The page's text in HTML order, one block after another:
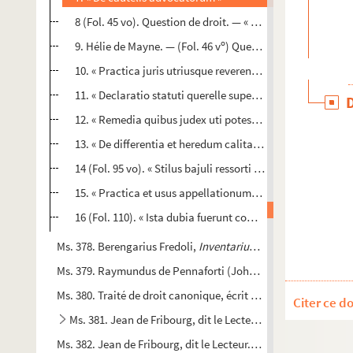
8 (Fol. 45 vo). Question de droit. — « Utrum pretextu
9. Hélie de Mayne. — (Fol. 46 vo) Question
10. « Practica juris utriusque reverendissimi domini
11. « Declaratio statuti querelle super novis dyssaysinis »
12. « Remedia quibus judex uti potest, collecta per
13. « De differentia et heredum calitate »
14 (Fol. 95 vo). « Stilus bajuli ressorti de Caturco. »
15. « Practica et usus appellationum, que in curiis
16 (Fol. 110). « Ista dubia fuerunt composita per d.
Ms. 378. Berengarius Fredoli, Inventarium juris canonici
Ms. 379. Raymundus de Pennaforti (Johannes de Friburgio ?),
Ms. 380. Traité de droit canonique, écrit par un Frère mineur
Ms. 381. Jean de Fribourg, dit le Lecteur. « Summa
Ms. 382. Jean de Fribourg, dit le Lecteur. « Summa
Citer ce